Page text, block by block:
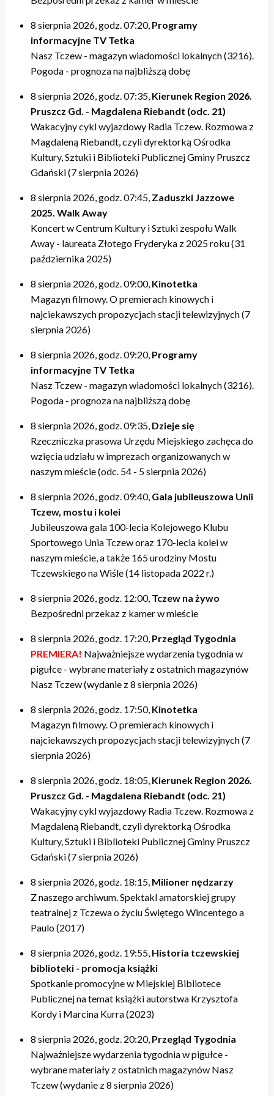
20:00 – relacje
21:40 – Pytania do Prezydenta / Pytania do Starosty
22:00 – relacje
20:00 – relacje
21:40 – Opinie w Radiu Tczew
22:00 – relacje
19:40 – Kulturalne pogaduszki / Fabryczne Pogaduszki
20:00 – relacje
21:20 – Nasz Tczew, Pogoda
21:40 – KinoteTka
21:50 – Kulturalne pogaduszki / Fabryczne Pogaduszki
22:00 – relacje
19:50 – relacje
21:40 – Tczew Mówi
21:50 – relacje
17:40 – Powtórki programów z tygodnia
20:40 – relacje tygodnia
8 sierpnia 2026, godz. 07:20, Programy
informacyjne TV Tetka
Nasz Tczew - magazyn wiadomości lokalnych (3216).
Pogoda - prognoza na najbliższą dobę
8 sierpnia 2026, godz. 07:35, Kierunek Region 2026.
Pruszcz Gd. - Magdalena Riebandt (odc. 21)
Wakacyjny cykl wyjazdowy Radia Tczew. Rozmowa z
Magdaleną Riebandt, czyli dyrektorką Ośrodka
Kultury, Sztuki i Biblioteki Publicznej Gminy Pruszcz
Gdański (7 sierpnia 2026)
8 sierpnia 2026, godz. 07:45, Zaduszki Jazzowe
2025. Walk Away
Koncert w Centrum Kultury i Sztuki zespołu Walk
Away - laureata Złotego Fryderyka z 2025 roku (31
października 2025)
8 sierpnia 2026, godz. 09:00, Kinotetka
Magazyn filmowy. O premierach kinowych i
najciekawszych propozycjach stacji telewizyjnych (7
sierpnia 2026)
8 sierpnia 2026, godz. 09:20, Programy
informacyjne TV Tetka
Nasz Tczew - magazyn wiadomości lokalnych (3216).
Pogoda - prognoza na najbliższą dobę
8 sierpnia 2026, godz. 09:35, Dzieje się
Rzeczniczka prasowa Urzędu Miejskiego zachęca do
wzięcia udziału w imprezach organizowanych w
naszym mieście (odc. 54 - 5 sierpnia 2026)
8 sierpnia 2026, godz. 09:40, Gala jubileuszowa Unii
Tczew, mostu i kolei
Jubileuszowa gala 100-lecia Kolejowego Klubu
Sportowego Unia Tczew oraz 170-lecia kolei w
naszym mieście, a także 165 urodziny Mostu
Tczewskiego na Wiśle (14 listopada 2022 r.)
8 sierpnia 2026, godz. 12:00, Tczew na żywo
Bezpośredni przekaz z kamer w mieście
8 sierpnia 2026, godz. 17:20, Przegląd Tygodnia
PREMIERA! Najważniejsze wydarzenia tygodnia w
pigułce - wybrane materiały z ostatnich magazynów
Nasz Tczew (wydanie z 8 sierpnia 2026)
8 sierpnia 2026, godz. 17:50, Kinotetka
Magazyn filmowy. O premierach kinowych i
najciekawszych propozycjach stacji telewizyjnych (7
sierpnia 2026)
8 sierpnia 2026, godz. 18:05, Kierunek Region 2026.
Pruszcz Gd. - Magdalena Riebandt (odc. 21)
Wakacyjny cykl wyjazdowy Radia Tczew. Rozmowa z
Magdaleną Riebandt, czyli dyrektorką Ośrodka
Kultury, Sztuki i Biblioteki Publicznej Gminy Pruszcz
Gdański (7 sierpnia 2026)
8 sierpnia 2026, godz. 18:15, Milioner nędzarzy
Z naszego archiwum. Spektakl amatorskiej grupy
teatralnej z Tczewa o życiu Świętego Wincentego a
Paulo (2017)
8 sierpnia 2026, godz. 19:55, Historia tczewskiej
biblioteki - promocja książki
Spotkanie promocyjne w Miejskiej Bibliotece
Publicznej na temat książki autorstwa Krzysztofa
Kordy i Marcina Kurra (2023)
8 sierpnia 2026, godz. 20:20, Przegląd Tygodnia
Najważniejsze wydarzenia tygodnia w pigułce -
wybrane materiały z ostatnich magazynów Nasz
Tczew (wydanie z 8 sierpnia 2026)